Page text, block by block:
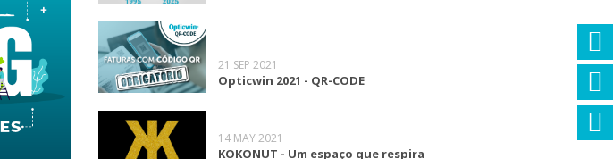
21 SEP 2021
Opticwin 2021 - QR-CODE
14 MAY 2021
KOKONUT - Um espaço que respira